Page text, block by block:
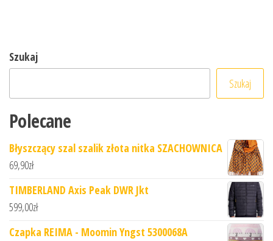
Szukaj
Szukaj
Polecane
Błyszczący szal szalik złota nitka SZACHOWNICA
69,90zł
TIMBERLAND Axis Peak DWR Jkt
599,00zł
Czapka REIMA - Moomin Yngst 5300068A